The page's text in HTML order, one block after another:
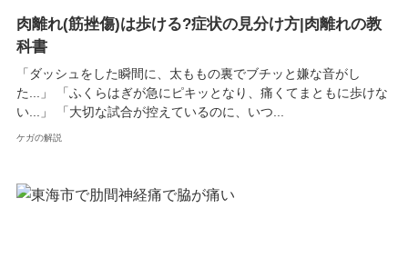
肉離れ(筋挫傷)は歩ける?症状の見分け方|肉離れの教
科書
「ダッシュをした瞬間に、太ももの裏でブチッと嫌な音がし
た...」 「ふくらはぎが急にピキッとなり、痛くてまともに歩けな
い...」 「大切な試合が控えているのに、いつ...
ケガの解説